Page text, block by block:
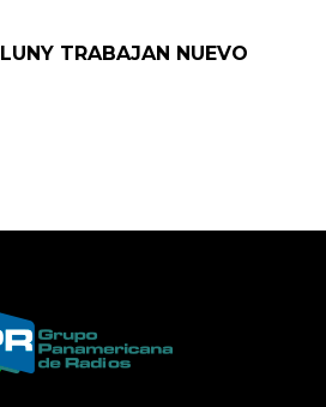
TRABAJAN NUEVO